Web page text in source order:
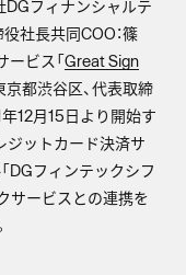
DGフィナンシャルテ
役社長共同COO：篠
ービス「Great Sign
京都渋谷区、代表取締
年12月15日より開始す
ジットカード決済サ
DGフィンテックシフ
サービスとの連携を